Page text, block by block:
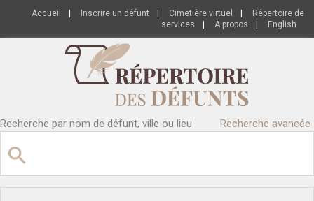
Accueil Inscrire un défunt Cimetière virtuel
Répertoire de
services
À propos English
Recherche par nom de défunt, ville ou lieu Recherche avancée